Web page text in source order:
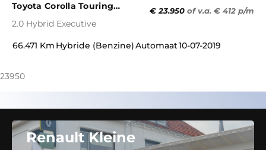
Toyota Corolla Touring
Sports
2.0 Hybrid Executive
€ 23.950 of v.a. € 412 p/m
66.471 Km Hybride (Benzine)Automaat10-07-2019
23950
Renault Kleine